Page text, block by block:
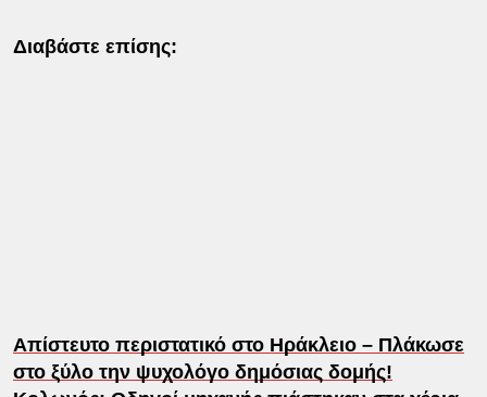
Διαβάστε επίσης:
Απίστευτο περιστατικό στο Ηράκλειο – Πλάκωσε
στο ξύλο την ψυχολόγο δημόσιας δομής!